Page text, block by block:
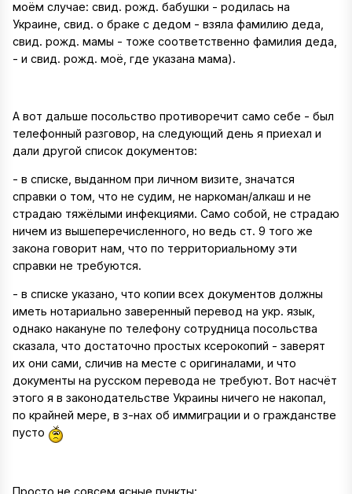
моём случае: свид. рожд. бабушки - родилась на
Украине, свид. о браке с дедом - взяла фамилию деда,
свид. рожд. мамы - тоже соответственно фамилия деда,
- и свид. рожд. моё, где указана мама).
А вот дальше посольство противоречит само себе - был
телефонный разговор, на следующий день я приехал и
дали другой список документов:
- в списке, выданном при личном визите, значатся
справки о том, что не судим, не наркоман/алкаш и не
страдаю тяжёлыми инфекциями. Само собой, не страдаю
ничем из вышеперечисленного, но ведь ст. 9 того же
закона говорит нам, что по территориальному эти
справки не требуются.
- в списке указано, что копии всех документов должны
иметь нотариально заверенный перевод на укр. язык,
однако накануне по телефону сотрудница посольства
сказала, что достаточно простых ксерокопий - заверят
их они сами, сличив на месте с оригиналами, и что
документы на русском перевода не требуют. Вот насчёт
этого я в законодательстве Украины ничего не накопал,
по крайней мере, в з-нах об иммиграции и о гражданстве
пусто